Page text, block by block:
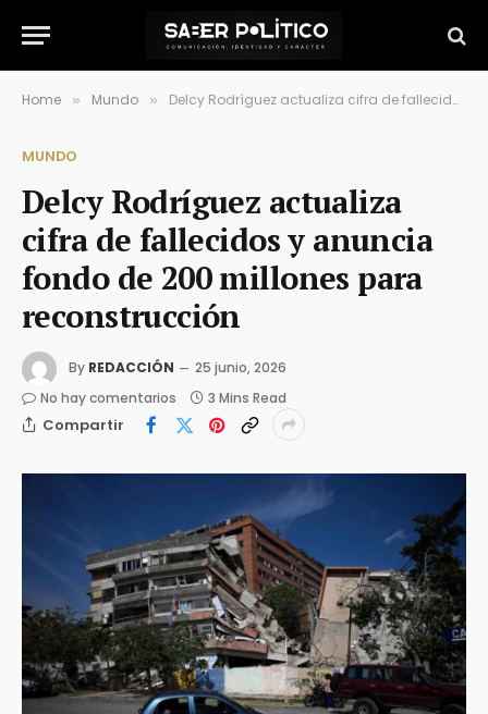
Home » Mundo » Delcy Rodríguez actualiza cifra de fallecidos y anuncia fondo de 200 millones para reconstrucción
MUNDO
Delcy Rodríguez actualiza
cifra de fallecidos y anuncia
fondo de 200 millones para
reconstrucción
By REDACCIÓN
25 junio, 2026
No hay comentarios
3 Mins Read
Compartir